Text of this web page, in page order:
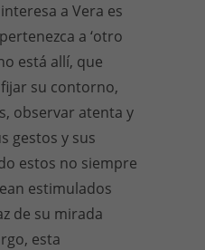
a Vera es
a ‘otro
está allí, que
su contorno,
observar atenta y
gestos y sus
estos no siempre
estimulados
de su mirada
esta